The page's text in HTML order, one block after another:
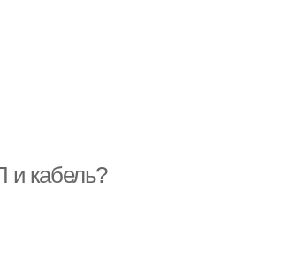
и кабель?